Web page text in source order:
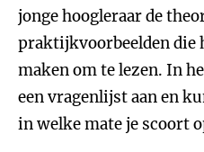
jonge hoogleraar de
praktijkvoorbeelden die
maken om te lezen. In
een vragenlijst aan en
in welke mate je scoort